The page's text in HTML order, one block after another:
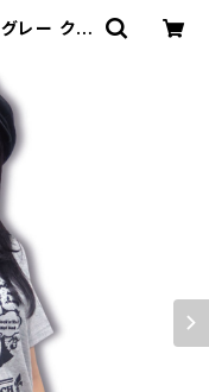
レー クラ
AT-32